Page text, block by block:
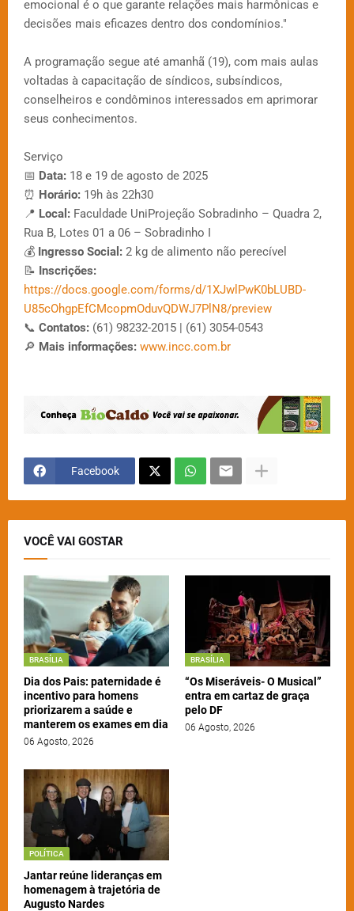
emocional é o que garante relações mais harmônicas e
decisões mais eficazes dentro dos condomínios."
A programação segue até amanhã (19), com mais aulas
voltadas à capacitação de síndicos, subsíndicos,
conselheiros e condôminos interessados em aprimorar
seus conhecimentos.
Serviço
📅 Data: 18 e 19 de agosto de 2025
⏰ Horário: 19h às 22h30
📍 Local: Faculdade UniProjeção Sobradinho – Quadra 2,
Rua B, Lotes 01 a 06 – Sobradinho I
💰 Ingresso Social: 2 kg de alimento não perecível
📝 Inscrições:
https://docs.google.com/forms/d/1XJwlPwK0bLUBD-
U85cOhgpEfCMcopmOduvQDWJ7PlN8/preview
📞 Contatos: (61) 98232-2015 | (61) 3054-0543
🔎 Mais informações: www.incc.com.br
Facebook
VOCÊ VAI GOSTAR
BRASÍLIA
Dia dos Pais: paternidade é
incentivo para homens
priorizarem a saúde e
manterem os exames em dia
06 Agosto, 2026
BRASÍLIA
“Os Miseráveis- O Musical”
entra em cartaz de graça
pelo DF
06 Agosto, 2026
POLÍTICA
Jantar reúne lideranças em
homenagem à trajetória de
Augusto Nardes